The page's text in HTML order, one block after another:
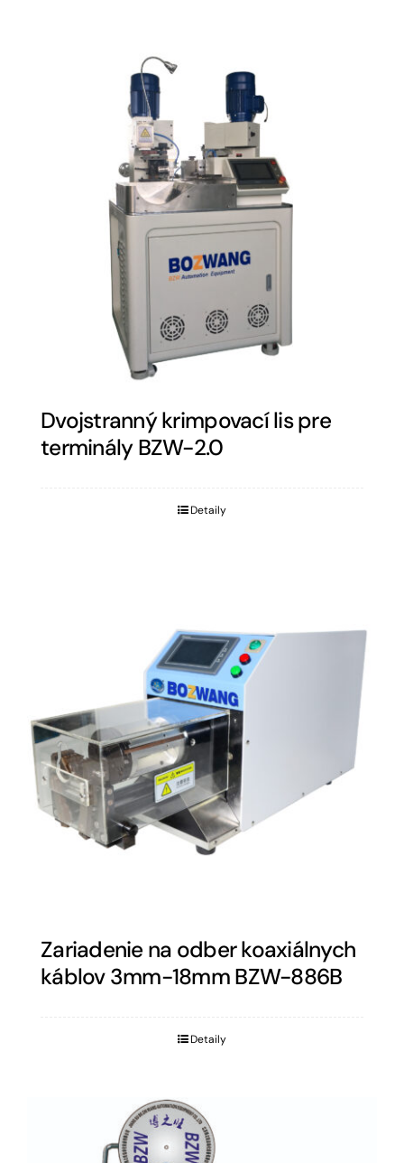
Dvojstranný krimpovací lis pre
terminály BZW-2.0
Detaily
Zariadenie na odber koaxiálnych
káblov 3mm-18mm BZW-886B
Detaily